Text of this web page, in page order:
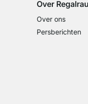
Over
Over ons
Persberichten